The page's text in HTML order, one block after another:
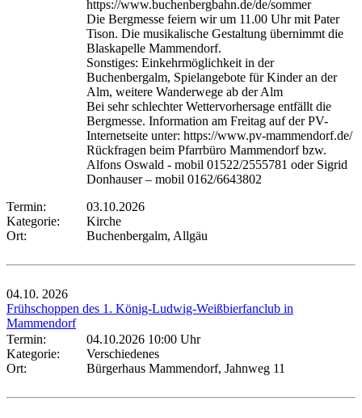
https://www.buchenbergbahn.de/de/sommer
Die Bergmesse feiern wir um 11.00 Uhr mit Pater
Tison. Die musikalische Gestaltung übernimmt die
Blaskapelle Mammendorf.
Sonstiges: Einkehrmöglichkeit in der
Buchenbergalm, Spielangebote für Kinder an der
Alm, weitere Wanderwege ab der Alm
Bei sehr schlechter Wettervorhersage entfällt die
Bergmesse. Information am Freitag auf der PV-
Internetseite unter: https://www.pv-mammendorf.de/
Rückfragen beim Pfarrbüro Mammendorf bzw.
Alfons Oswald - mobil 01522/2555781 oder Sigrid
Donhauser – mobil 0162/6643802
Termin:
03.10.2026
Kategorie:
Kirche
Ort:
Buchenbergalm, Allgäu
04.10. 2026
Frühschoppen des 1. König-Ludwig-Weißbierfanclub in
Mammendorf
Termin:
04.10.2026 10:00 Uhr
Kategorie:
Verschiedenes
Ort:
Bürgerhaus Mammendorf, Jahnweg 11